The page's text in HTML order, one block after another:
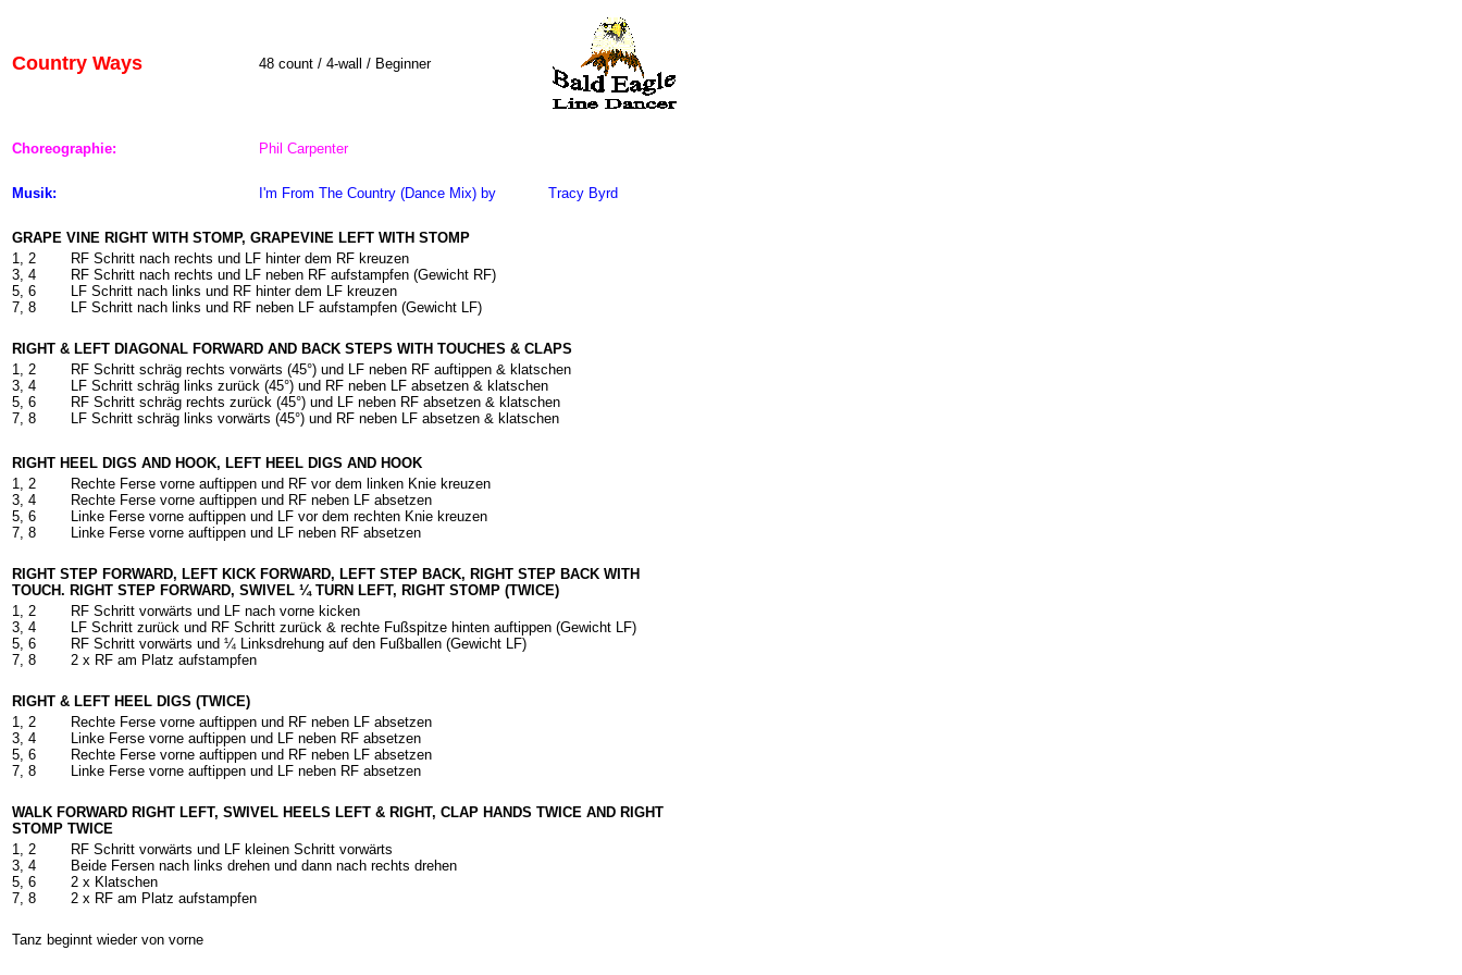
Country Ways 48 count / 4-wall / Beginner
Choreographie: Phil Carpenter
Musik: I'm From The Country (Dance Mix) by Tracy Byrd
GRAPE VINE RIGHT WITH STOMP, GRAPEVINE LEFT WITH STOMP
1, 2
3, 4
5, 6
7, 8
RF Schritt nach rechts und LF hinter dem RF kreuzen
RF Schritt nach rechts und LF neben RF aufstampfen (Gewicht RF)
LF Schritt nach links und RF hinter dem LF kreuzen
LF Schritt nach links und RF neben LF aufstampfen (Gewicht LF)
RIGHT & LEFT DIAGONAL FORWARD AND BACK STEPS WITH TOUCHES & CLAPS
1, 2
3, 4
5, 6
7, 8
RF Schritt schräg rechts vorwärts (45°) und LF neben RF auftippen & klatschen
LF Schritt schräg links zurück (45°) und RF neben LF absetzen & klatschen
RF Schritt schräg rechts zurück (45°) und LF neben RF absetzen & klatschen
LF Schritt schräg links vorwärts (45°) und RF neben LF absetzen & klatschen
RIGHT HEEL DIGS AND HOOK, LEFT HEEL DIGS AND HOOK
1, 2
3, 4
5, 6
7, 8
Rechte Ferse vorne auftippen und RF vor dem linken Knie kreuzen
Rechte Ferse vorne auftippen und RF neben LF absetzen
Linke Ferse vorne auftippen und LF vor dem rechten Knie kreuzen
Linke Ferse vorne auftippen und LF neben RF absetzen
RIGHT STEP FORWARD, LEFT KICK FORWARD, LEFT STEP BACK, RIGHT STEP BACK WITH
TOUCH. RIGHT STEP FORWARD, SWIVEL ¼ TURN LEFT, RIGHT STOMP (TWICE)
1, 2
3, 4
5, 6
7, 8
RF Schritt vorwärts und LF nach vorne kicken
LF Schritt zurück und RF Schritt zurück & rechte Fußspitze hinten auftippen (Gewicht LF)
RF Schritt vorwärts und ¼ Linksdrehung auf den Fußballen (Gewicht LF)
2 x RF am Platz aufstampfen
RIGHT & LEFT HEEL DIGS (TWICE)
1, 2
3, 4
5, 6
7, 8
Rechte Ferse vorne auftippen und RF neben LF absetzen
Linke Ferse vorne auftippen und LF neben RF absetzen
Rechte Ferse vorne auftippen und RF neben LF absetzen
Linke Ferse vorne auftippen und LF neben RF absetzen
WALK FORWARD RIGHT LEFT, SWIVEL HEELS LEFT & RIGHT, CLAP HANDS TWICE AND RIGHT
STOMP TWICE
1, 2
3, 4
5, 6
7, 8
RF Schritt vorwärts und LF kleinen Schritt vorwärts
Beide Fersen nach links drehen und dann nach rechts drehen
2 x Klatschen
2 x RF am Platz aufstampfen
Tanz beginnt wieder von vorne